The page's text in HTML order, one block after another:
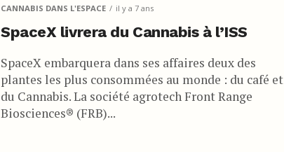
CANNABIS DANS L'ESPACE il y a 7 ans
SpaceX livrera du Cannabis à l’ISS
SpaceX embarquera dans ses affaires deux des
plantes les plus consommées au monde : du café et
du Cannabis. La société agrotech Front Range
Biosciences® (FRB)...